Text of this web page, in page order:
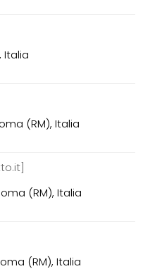
Italia
(RM), Italia
(RM), Italia
(RM), Italia